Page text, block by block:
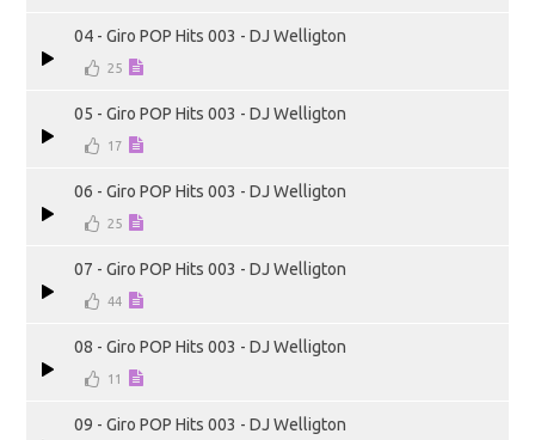
04 - Giro POP Hits 003 - DJ Welligton
25
05 - Giro POP Hits 003 - DJ Welligton
17
06 - Giro POP Hits 003 - DJ Welligton
25
07 - Giro POP Hits 003 - DJ Welligton
44
08 - Giro POP Hits 003 - DJ Welligton
11
09 - Giro POP Hits 003 - DJ Welligton